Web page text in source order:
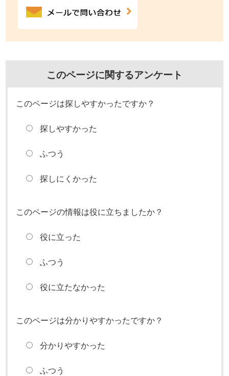
このページに関するアンケート
このページは探しやすかったですか？
探しやすかった
ふつう
探しにくかった
このページの情報は役に立ちましたか？
役に立った
ふつう
役に立たなかった
このページは分かりやすかったですか？
分かりやすかった
ふつう